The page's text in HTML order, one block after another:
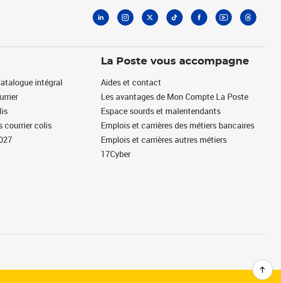
intégral
courrier colis
La Poste vous accompagne
Aides et contact
Les avantages de Mon Compte La Poste
Espace sourds et malentendants
Emplois et carrières des métiers bancaires
Emplois et carrières autres métiers
17Cyber